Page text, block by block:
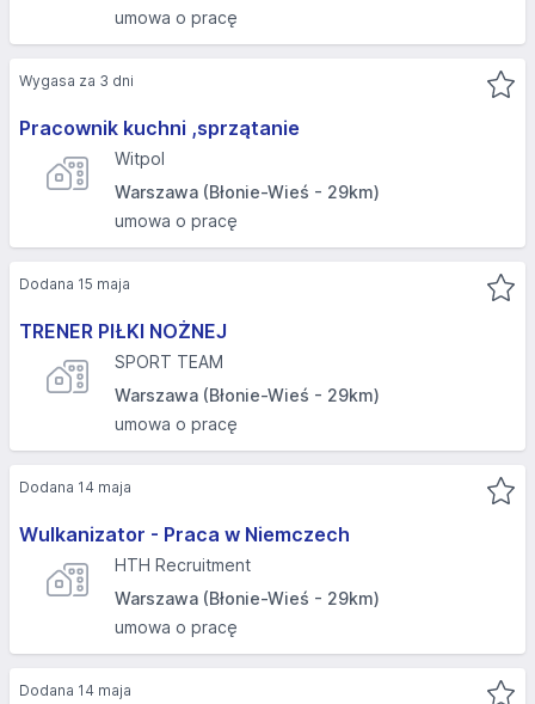
umowa o pracę
Pracownik kuchni ,sprzątanie
Witpol
Warszawa (Błonie-Wieś - 29km)
umowa o pracę
Wygasa za 3 dni
TRENER PIŁKI NOŻNEJ
SPORT TEAM
Warszawa (Błonie-Wieś - 29km)
umowa o pracę
Dodana 15 maja
Wulkanizator - Praca w Niemczech
HTH Recruitment
Warszawa (Błonie-Wieś - 29km)
umowa o pracę
Dodana 14 maja
Dodana 14 maja